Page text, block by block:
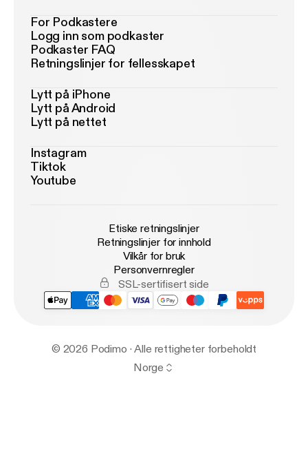
For Podkastere
Logg inn som podkaster
Podkaster FAQ
Retningslinjer for fellesskapet
Lytt på iPhone
Lytt på Android
Lytt på nettet
Instagram
Tiktok
Youtube
Etiske retningslinjer
Retningslinjer for innhold
Vilkår for bruk
Personvernregler
SSL-sertifisert side
© 2026 Podimo · Alle rettigheter forbeholdt
Norge